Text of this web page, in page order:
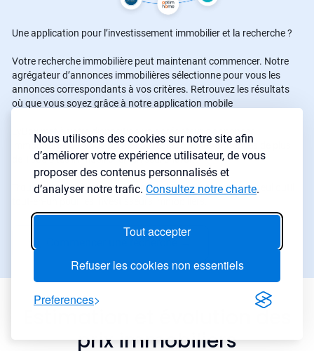
Nous utilisons des cookies sur notre site afin
d’améliorer votre expérience utilisateur, de vous
proposer des contenus personnalisés et
d’analyser notre trafic. Consultez notre charte.
Tout accepter
Refuser les cookies non essentiels
Preferences
Une application pour l’investissement immobilier et la recherche ?
Votre recherche immobilière peut maintenant commencer. Notre
agrégateur d’annonces immobilières sélectionne pour vous les
annonces correspondants à vos critères. Retrouvez les résultats
où que vous soyez grâce à notre application mobile
immobilières qui vous permet de rechercher les annonces de plus
de 1500 sites immobilier en un seul endroit.
Trouvez maintenant votre prochain bien rentable avec le seul outil
prix immobiliers